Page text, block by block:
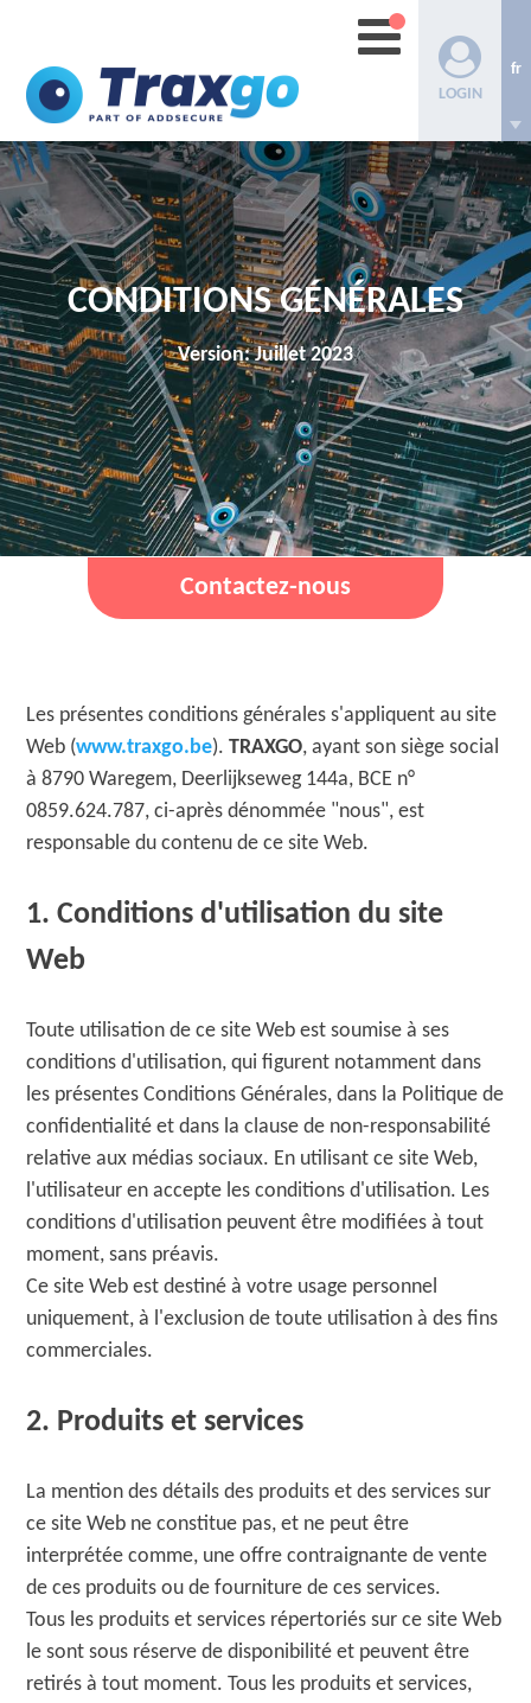
LOGIN
fr
CONDITIONS GÉNÉRALES
Version: Juillet 2023
Contactez-nous
Les présentes conditions générales s'appliquent au site
Web (www.traxgo.be).TRAXGO, ayant son siège social
à 8790 Waregem, Deerlijkseweg 144a, BCE n°
0859.624.787, ci-après dénommée "nous", est
responsable du contenu de ce site Web.
1. Conditions d'utilisation du site
Web
Toute utilisation de ce site Web est soumise à ses
conditions d'utilisation, qui figurent notamment dans
les présentes Conditions Générales, dans la Politique de
confidentialité et dans la clause de non-responsabilité
relative aux médias sociaux. En utilisant ce site Web,
l'utilisateur en accepte les conditions d'utilisation. Les
conditions d'utilisation peuvent être modifiées à tout
moment, sans préavis.
Ce site Web est destiné à votre usage personnel
uniquement, à l'exclusion de toute utilisation à des fins
commerciales.
2. Produits et services
La mention des détails des produits et des services sur
ce site Web ne constitue pas, et ne peut être
interprétée comme, une offre contraignante de vente
de ces produits ou de fourniture de ces services.
Tous les produits et services répertoriés sur ce site Web
le sont sous réserve de disponibilité et peuvent être
retirés à tout moment. Tous les produits et services,